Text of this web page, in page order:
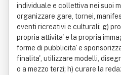
individuale e collettiva nei suoi
organizzare gare, tornei,
eventi ricreativi e culturali; g)
propria attivita' e la propria
forme di pubblicita' e
finalita', utilizzare modelli,
o a mezzo terzi; h) curare la